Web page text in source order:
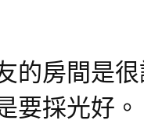
的房間是
要採光好。